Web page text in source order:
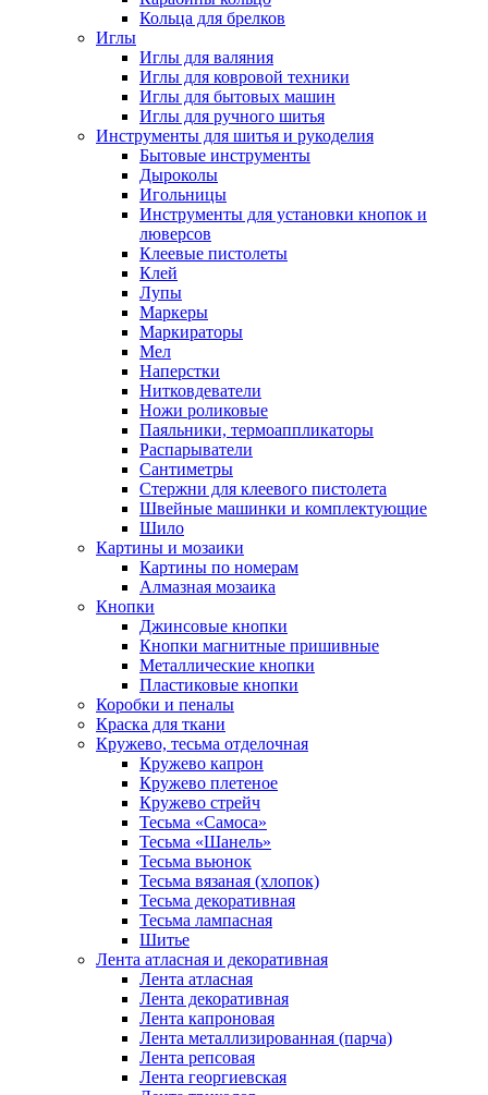
Кольца для брелков
Иглы
Иглы для валяния
Иглы для ковровой техники
Иглы для бытовых машин
Иглы для ручного шитья
Инструменты для шитья и рукоделия
Бытовые инструменты
Дыроколы
Игольницы
Инструменты для установки кнопок и
люверсов
Клеевые пистолеты
Клей
Лупы
Маркеры
Маркираторы
Мел
Наперстки
Нитковдеватели
Ножи роликовые
Паяльники, термоаппликаторы
Распарыватели
Сантиметры
Стержни для клеевого пистолета
Швейные машинки и комплектующие
Шило
Картины и мозаики
Картины по номерам
Алмазная мозаика
Кнопки
Джинсовые кнопки
Кнопки магнитные пришивные
Металлические кнопки
Пластиковые кнопки
Коробки и пеналы
Краска для ткани
Кружево, тесьма отделочная
Кружево капрон
Кружево плетеное
Кружево стрейч
Тесьма «Самоса»
Тесьма «Шанель»
Тесьма вьюнок
Тесьма вязаная (хлопок)
Тесьма декоративная
Тесьма лампасная
Шитье
Лента атласная и декоративная
Лента атласная
Лента декоративная
Лента капроновая
Лента металлизированная (парча)
Лента репсовая
Лента георгиевская